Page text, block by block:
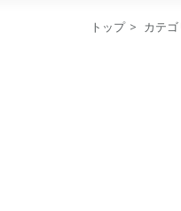
トップ > カテ